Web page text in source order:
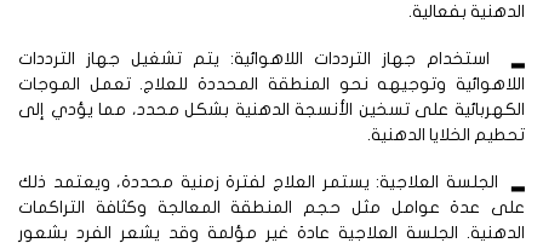
بفعالية.
استخدام جهاز الترددات اللاهوائية: يتم تشغيل جهاز الترددات
وتوجيهه نحو المنطقة المحددة للعلاج. تعمل الموجات
على تسخين الأنسجة الدهنية بشكل محدد، مما يؤدي إلى
الخلايا الدهنية.
الجلسة العلاجية: يستمر العلاج لفترة زمنية محددة، ويعتمد ذلك
عدة عوامل مثل حجم المنطقة المعالجة وكثافة التراكمات
الجلسة العلاجية عادة غير مؤلمة وقد يشعر الفرد بشعور